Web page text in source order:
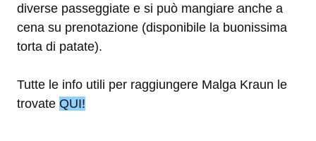
diverse passeggiate e si può mangiare anche a
cena su prenotazione (disponibile la buonissima
torta di patate).
Tutte le info utili per raggiungere Malga Kraun le
trovate QUI!